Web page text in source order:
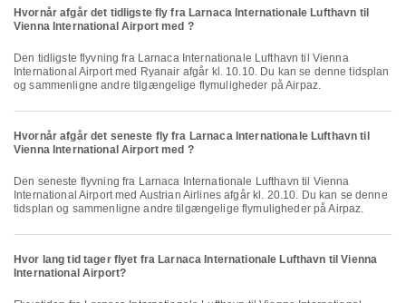
Hvornår afgår det tidligste fly fra Larnaca Internationale Lufthavn til
Vienna International Airport med ?
Den tidligste flyvning fra Larnaca Internationale Lufthavn til Vienna
International Airport med Ryanair afgår kl. 10.10. Du kan se denne tidsplan
og sammenligne andre tilgængelige flymuligheder på Airpaz.
Hvornår afgår det seneste fly fra Larnaca Internationale Lufthavn til
Vienna International Airport med ?
Den seneste flyvning fra Larnaca Internationale Lufthavn til Vienna
International Airport med Austrian Airlines afgår kl. 20.10. Du kan se denne
tidsplan og sammenligne andre tilgængelige flymuligheder på Airpaz.
Hvor lang tid tager flyet fra Larnaca Internationale Lufthavn til Vienna
International Airport?